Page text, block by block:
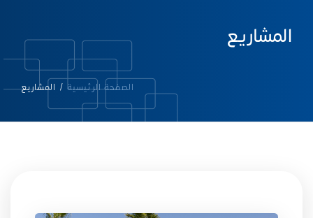
المشاريع
الصفحة الرئيسية / المشاريع